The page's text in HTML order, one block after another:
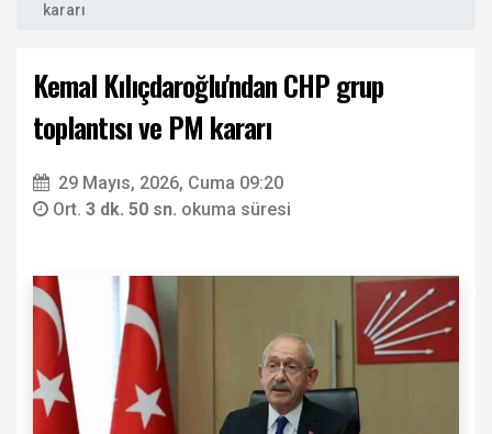
kararı
Kemal Kılıçdaroğlu'ndan CHP grup
toplantısı ve PM kararı
29 Mayıs, 2026, Cuma 09:20
Ort. 3 dk. 50 sn. okuma süresi